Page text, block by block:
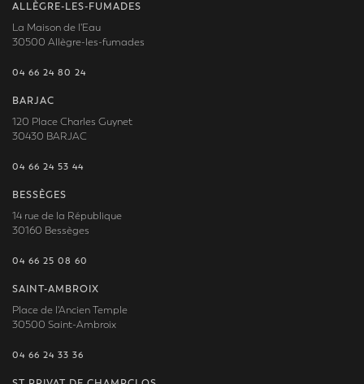
ALLÈGRE-LES-FUMADES
La Maison de l'Eau
30500 Allègre-les-fumades
04 66 24 80 24
BARJAC
120 Place Charles Guynet
30430 BARJAC
04 66 24 53 44
BESSÈGES
14 rue de la République
30160 Bessèges
04 66 25 08 60
SAINT-AMBROIX
Place de l'Ancien Temple
30500 Saint-Ambroix
04 66 24 33 36